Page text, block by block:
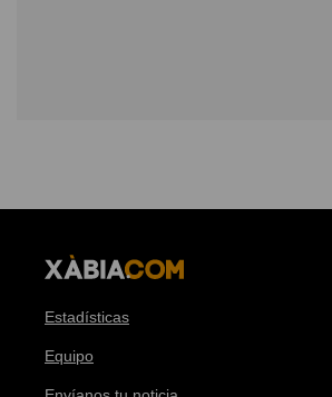
Estadísticas
Equipo